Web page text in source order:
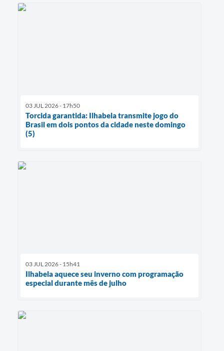
03 JUL 2026 - 17h50
Torcida garantida: Ilhabela transmite jogo do
Brasil em dois pontos da cidade neste domingo
(5)
03 JUL 2026 - 15h41
Ilhabela aquece seu inverno com programação
especial durante mês de julho